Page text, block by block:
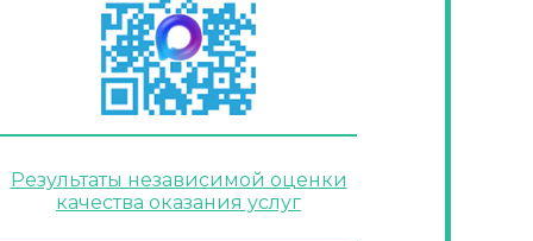
Результаты независимой оценки
качества оказания услуг